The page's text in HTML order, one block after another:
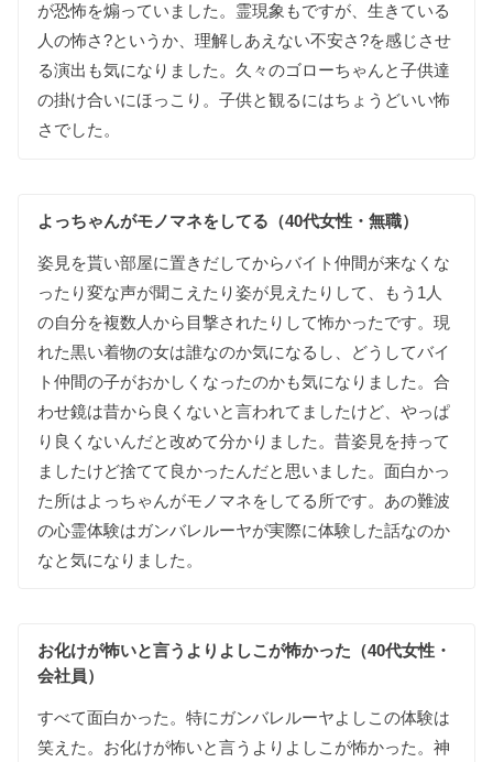
が恐怖を煽っていました 。 霊現象もですが 、生きている
人の怖さ?というか 、理解しあえない不安さ?を感じさせ
る演出も気になりました 。 久々のゴローちゃんと子供達
の掛け合いにほっ こり 。子供と観るにはちょうどいい怖
さでした 。
よっちゃんがモノマネを してる（40代女性・無職）
姿見を貰い部屋に置き だしてからバイト仲間が来なく な
ったり変な声が聞こえたり姿が見えたり して もう 1人
の自分を複数人から 目撃されたり して怖かったです。現
れた黒い着物の女は誰なのか気になるし どうしてバイ
ト仲間の子がおかしく なったのかも気になりました 。合
わせ鏡は昔から 良くないと言われてましたけど 、やっぱ
り 良くないんだと改めて分かりました 。昔姿見を持って
ましたけど捨てて 良かった んだと 思いました 。面白かっ
た 所はよっちゃ んがモノマネを してる 所です。 あの難波
の心霊体験はガンバレルーヤが実際に体験した話なのか
なと気になりました 。
お化けが怖いと言うより よしこが怖かった（40代女性・
会社員）
すべて面白かった 。特に ガンバレルーヤよしこの体験は
笑えた 。 お化けが怖いと言うより よしこが怖かった 。神